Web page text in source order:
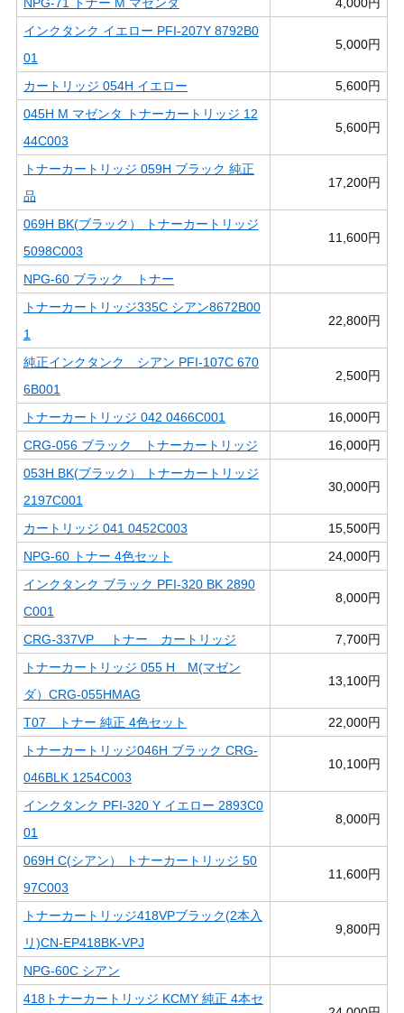
インクタンク イエロー PFI-207Y 8792B0
01
5,000円
カートリッジ 054H イエロー
5,600円
045H M マゼンタ トナーカートリッジ 12
44C003
5,600円
トナーカートリッジ 059H ブラック 純正
品
17,200円
069H BK(ブラック） トナーカートリッジ
5098C003
11,600円
NPG-60 ブラック トナー
トナーカートリッジ335C シアン8672B00
1
22,800円
純正インクタンク シアン PFI-107C 670
6B001
2,500円
トナーカートリッジ 042 0466C001
16,000円
CRG-056 ブラック トナーカートリッジ
16,000円
053H BK(ブラック） トナーカートリッジ
2197C001
30,000円
カートリッジ 041 0452C003
15,500円
NPG-60 トナー 4色セット
24,000円
インクタンク ブラック PFI-320 BK 2890
C001
8,000円
CRG-337VP トナー カートリッジ
7,700円
トナーカートリッジ 055 H M(マゼン
ダ）CRG-055HMAG
13,100円
T07 トナー 純正 4色セット
22,000円
トナーカートリッジ046H ブラック CRG-
046BLK 1254C003
10,100円
インクタンク PFI-320 Y イエロー 2893C0
01
8,000円
069H C(シアン） トナーカートリッジ 50
97C003
11,600円
トナーカートリッジ418VPブラック(2本入
リ)CN-EP418BK-VPJ
9,800円
NPG-60C シアン
418トナーカートリッジ KCMY 純正 4本セ